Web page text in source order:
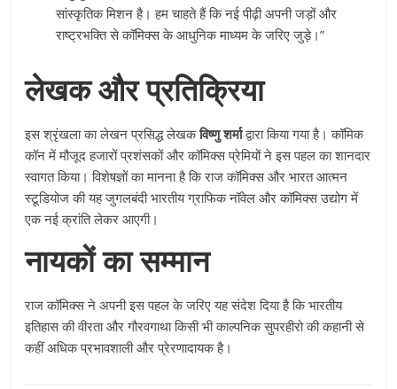
सांस्कृतिक मिशन है। हम चाहते हैं कि नई पीढ़ी अपनी जड़ों और
राष्ट्रभक्ति से कॉमिक्स के आधुनिक माध्यम के जरिए जुड़े।”
लेखक और प्रतिक्रिया
इस श्रृंखला का लेखन प्रसिद्ध लेखकविष्णु शर्माद्वारा किया गया है। कॉमिक
कॉन में मौजूद हजारों प्रशंसकों और कॉमिक्स प्रेमियों ने इस पहल का शानदार
स्वागत किया। विशेषज्ञों का मानना है कि राज कॉमिक्स और भारत आत्मन
स्टूडियोज की यह जुगलबंदी भारतीय ग्राफिक नॉवेल और कॉमिक्स उद्योग में
एक नई क्रांति लेकर आएगी।
नायकों का सम्मान
राज कॉमिक्स ने अपनी इस पहल के जरिए यह संदेश दिया है कि भारतीय
इतिहास की वीरता और गौरवगाथा किसी भी काल्पनिक सुपरहीरो की कहानी से
कहीं अधिक प्रभावशाली और प्रेरणादायक है।